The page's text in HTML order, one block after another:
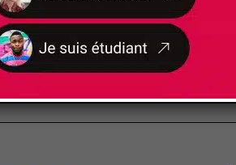
NOSCERTIFICATIONS ET